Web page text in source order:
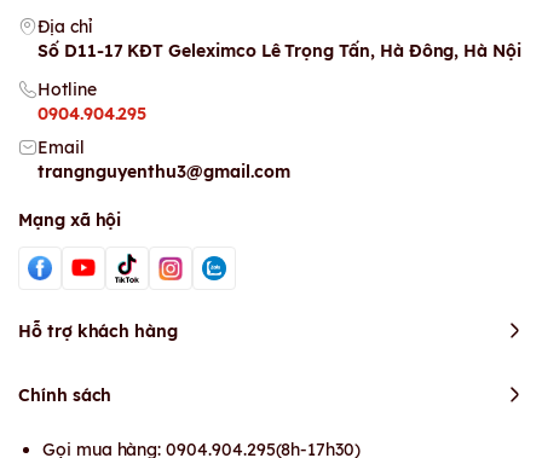
Địa chỉ
Số D11-17 KĐT Geleximco Lê Trọng Tấn, Hà Đông, Hà Nội
Hotline
0904.904.295
Email
trangnguyenthu3@gmail.com
Mạng xã hội
Hỗ trợ khách hàng
Chính sách
Gọi mua hàng: 0904.904.295(8h-17h30)